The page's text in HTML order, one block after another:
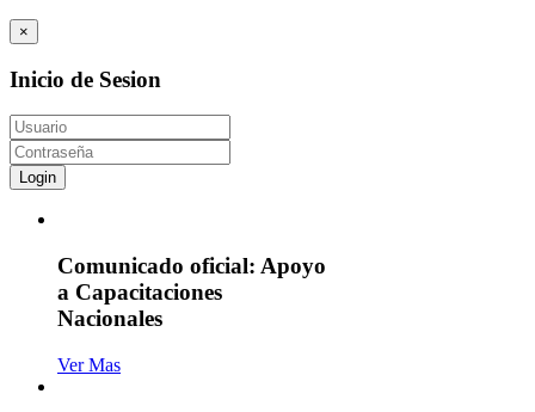
×
Inicio de Sesion
Login
Comunicado oficial: Apoyo
a Capacitaciones
Nacionales
Ver Mas